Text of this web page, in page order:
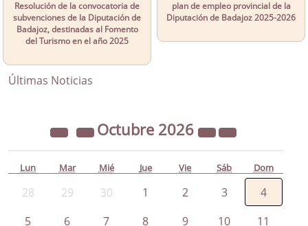
Resolución de la convocatoria de
subvenciones de la Diputación de
Badajoz, destinadas al Fomento
del Turismo en el año 2025
plan de empleo provincial de la
Diputación de Badajoz 2025-2026
Últimas Noticias
Octubre 2026
Lun Mar Mié Jue Vie Sáb Dom
28 29 30 1 2 3
4
5
6 7 8 9 10 11